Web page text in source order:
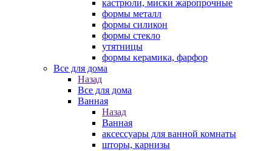
кастрюли, миски жаропрочные
формы металл
формы силикон
формы стекло
утятницы
формы керамика, фарфор
Все для дома
Назад
Все для дома
Ванная
Назад
Ванная
аксессуары для ванной комнаты
шторы, карнизы